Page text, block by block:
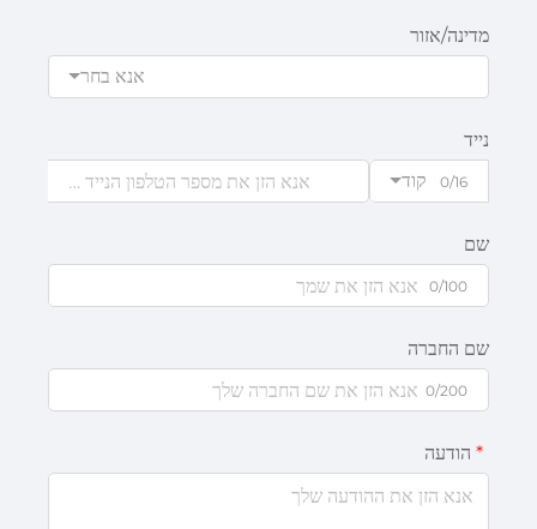
מדינה/אזור
אנא בחר
נייד
קוד
0/16
שם
0/100
שם החברה
0/200
הודעה